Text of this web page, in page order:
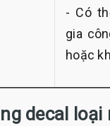
- Có
gia
hoặc
decal loại